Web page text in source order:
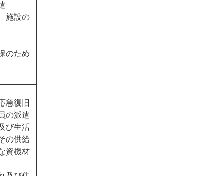
施設の
のため
急復旧
の派遣
び生活
の供給
資機材